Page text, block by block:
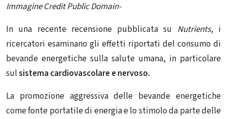
Immagine Credit Public Domain-
In una recente recensione pubblicata su Nutrients, i
ricercatori esaminano gli effetti riportati del consumo di
bevande energetiche sulla salute umana, in particolare
sulsistema cardiovascolare e nervoso.
La promozione aggressiva delle bevande energetiche
come fonte portatile di energia e lo stimolo da parte delle